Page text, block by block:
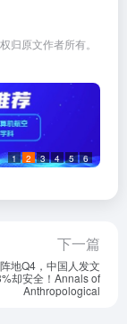
归原文作者所有。
1 2 3 4 5 6
下一篇
地Q4，中国人发文
却安全！Annals of
Anthropological